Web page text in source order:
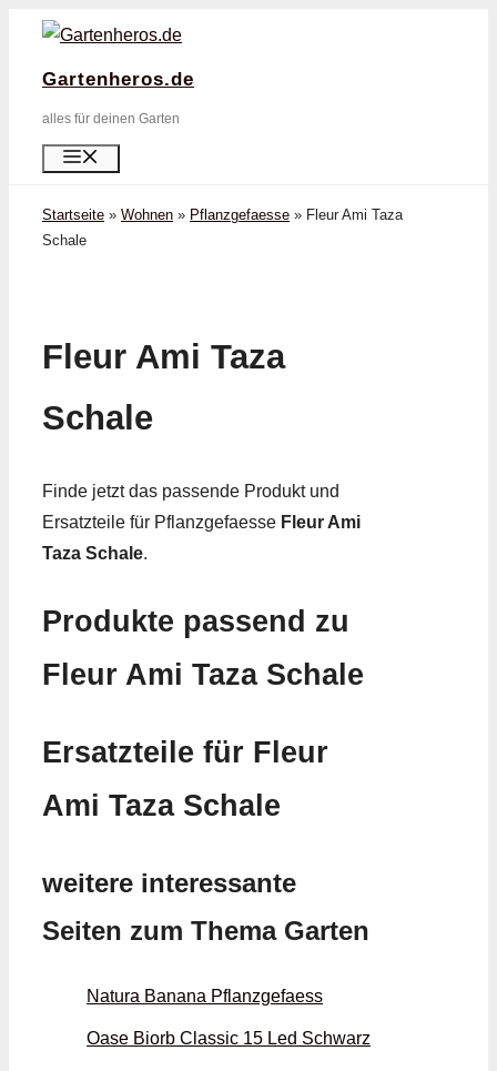
Zum
springen
Gartenheros.de
alles für deinen Garten
Startseite » Wohnen » Pflanzgefaesse » Fleur Ami Taza
Schale
Fleur Ami Taza
Schale
Finde jetzt das passende Produkt und
Ersatzteile für Pflanzgefaesse Fleur Ami
Taza Schale.
Produkte passend zu
Fleur Ami Taza Schale
Ersatzteile für Fleur
Ami Taza Schale
weitere interessante
Seiten zum Thema Garten
Natura Banana Pflanzgefaess
Oase Biorb Classic 15 Led Schwarz